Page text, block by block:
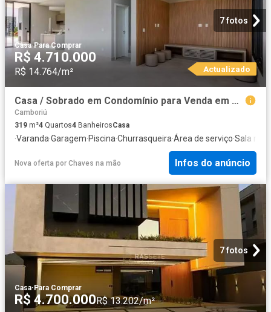
7 fotos
Casa·Para Comprar
R$ 4.710.000
R$ 14.764/m² Actualizado
Casa / Sobrado em Condomínio para Venda em Camboriú/SC Centro 4 Quartos
Camboriú
319 m²4 Quartos4 BanheirosCasa
·Varanda·Garagem·Piscina·Churrasqueira·Área de serviço·Sala
Nova oferta por Chaves na mão Infos do anúncio
7 fotos
Casa·Para Comprar
R$ 4.700.000R$ 13.202/m²